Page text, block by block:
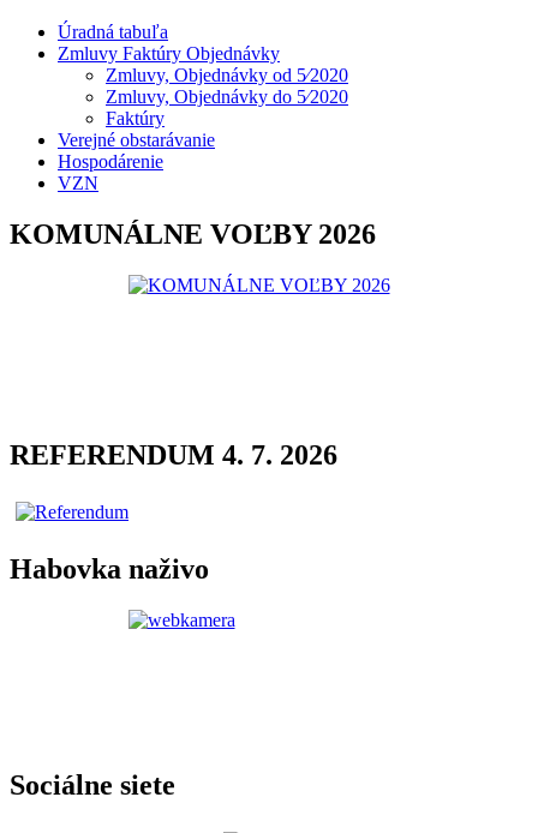
Úradná tabuľa
Zmluvy Faktúry Objednávky
Zmluvy, Objednávky od 5⁄2020
Zmluvy, Objednávky do 5⁄2020
Faktúry
Verejné obstarávanie
Hospodárenie
VZN
KOMUNÁLNE VOĽBY 2026
REFERENDUM 4. 7. 2026
Habovka naživo
Sociálne siete